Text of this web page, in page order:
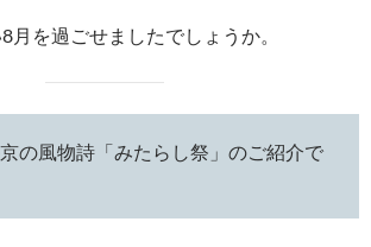
を過ごせましたでしょうか。
の風物詩「みたらし祭」のご紹介で